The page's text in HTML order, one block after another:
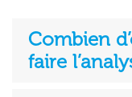
Combien
faire